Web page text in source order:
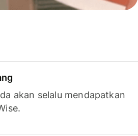
akan selalu mendapatkan